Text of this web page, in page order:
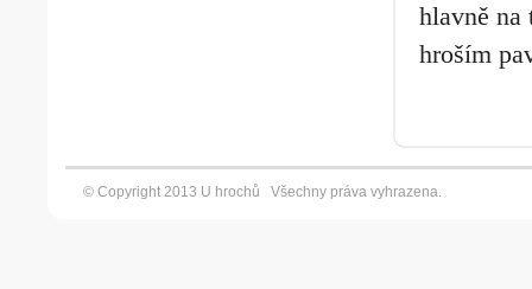
hlavně na
hroším
© Copyright 2013 U hrochů Všechny práva vyhrazena.